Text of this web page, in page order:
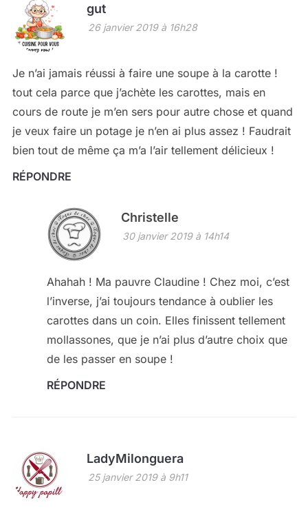
gut
26 janvier 2019 à 16h28
Je n’ai jamais réussi à faire une soupe à la carotte !
tout cela parce que j’achète les carottes, mais en
cours de route je m’en sers pour autre chose et quand
je veux faire un potage je n’en ai plus assez ! Faudrait
bien tout de même ça m’a l’air tellement délicieux !
RÉPONDRE
Christelle
30 janvier 2019 à 14h14
Ahahah ! Ma pauvre Claudine ! Chez moi, c’est
l’inverse, j’ai toujours tendance à oublier les
carottes dans un coin. Elles finissent tellement
mollassones, que je n’ai plus d’autre choix que
de les passer en soupe !
RÉPONDRE
LadyMilonguera
25 janvier 2019 à 9h11